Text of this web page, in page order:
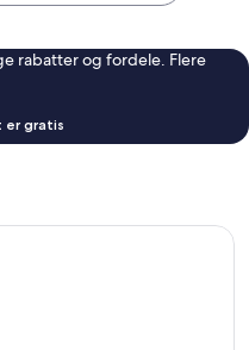
rabatter og fordele. Flere
er gratis